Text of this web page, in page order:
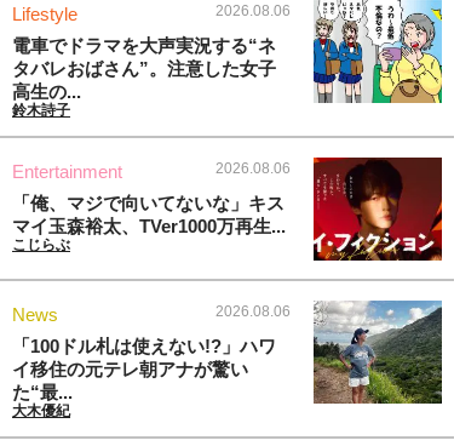
Lifestyle 2026.08.06
電車でドラマを大声実況する“ネ
タバレおばさん”。注意した女子
高生の...
鈴木詩子
Entertainment 2026.08.06
「俺、マジで向いてないな」キス
マイ玉森裕太、TVer1000万再生...
こじらぶ
News 2026.08.06
「100ドル札は使えない!?」ハワ
イ移住の元テレ朝アナが驚い
た“最...
大木優紀